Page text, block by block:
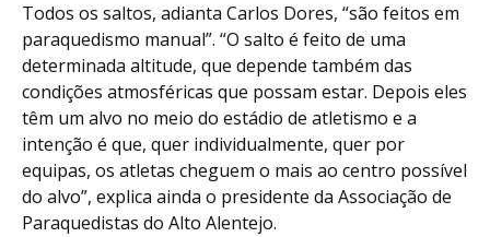
Todos os saltos, adianta Carlos Dores, “são feitos em
paraquedismo manual”. “O salto é feito de uma
determinada altitude, que depende também das
condições atmosféricas que possam estar. Depois eles
têm um alvo no meio do estádio de atletismo e a
intenção é que, quer individualmente, quer por
equipas, os atletas cheguem o mais ao centro possível
do alvo”, explica ainda o presidente da Associação de
Paraquedistas do Alto Alentejo.